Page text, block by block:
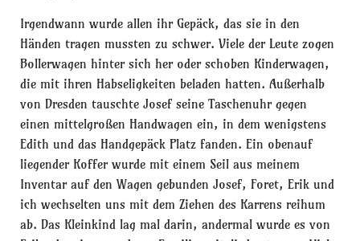
Irgendwann wurde allen ihr Gepäck, das sie in den
Händen tragen mussten zu schwer. Viele der Leute zogen
Bollerwagen hinter sich her oder schoben Kinderwagen,
die mit ihren Habseligkeiten beladen hatten. Außerhalb
von Dresden tauschte Josef seine Taschenuhr gegen
einen mittelgroßen Handwagen ein, in dem wenigstens
Edith und das Handgepäck Platz fanden. Ein obenauf
liegender Koffer wurde mit einem Seil aus meinem
Inventar auf den Wagen gebunden Josef, Foret, Erik und
ich wechselten uns mit dem Ziehen des Karrens reihum
ab. Das Kleinkind lag mal darin, andermal wurde es von